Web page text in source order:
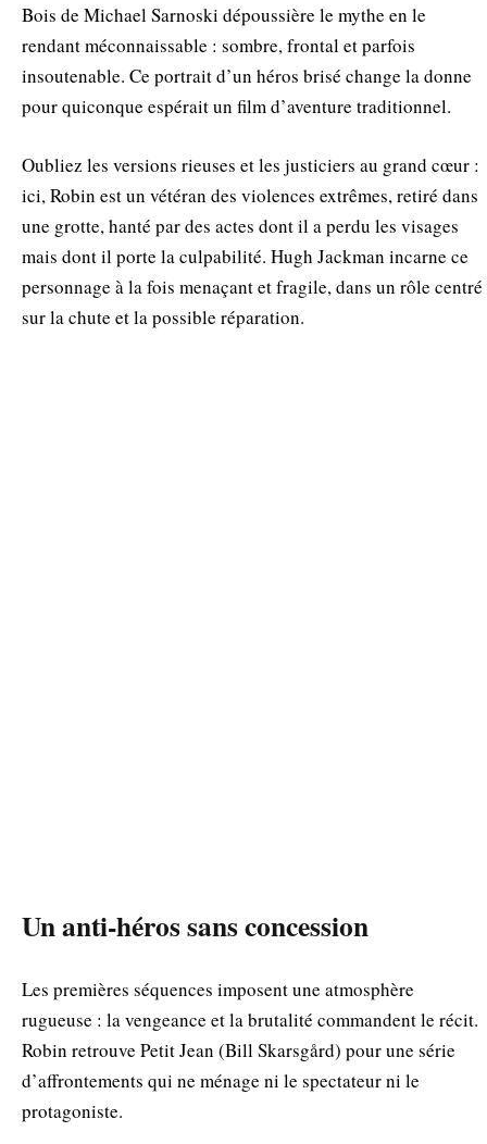
Bois de Michael Sarnoski dépoussière le mythe en le
rendant méconnaissable : sombre, frontal et parfois
insoutenable. Ce portrait d’un héros brisé change la donne
pour quiconque espérait un film d’aventure traditionnel.
Oubliez les versions rieuses et les justiciers au grand cœur :
ici, Robin est un vétéran des violences extrêmes, retiré dans
une grotte, hanté par des actes dont il a perdu les visages
mais dont il porte la culpabilité. Hugh Jackman incarne ce
personnage à la fois menaçant et fragile, dans un rôle centré
sur la chute et la possible réparation.
Un anti-héros sans concession
Les premières séquences imposent une atmosphère
rugueuse : la vengeance et la brutalité commandent le récit.
Robin retrouve Petit Jean (Bill Skarsgård) pour une série
d’affrontements qui ne ménage ni le spectateur ni le
protagoniste.